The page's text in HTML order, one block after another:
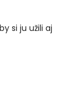
si ju užili aj